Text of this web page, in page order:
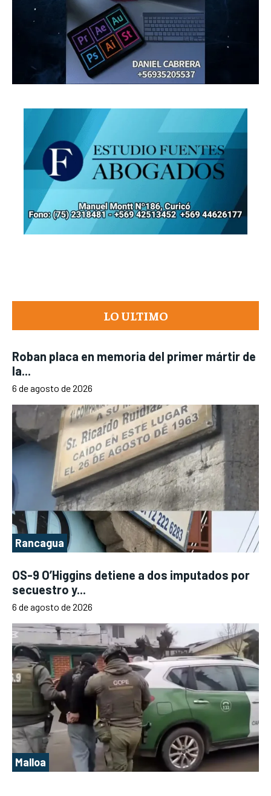
LO ULTIMO
Roban placa en memoria del primer mártir de
la...
6 de agosto de 2026
Rancagua
OS-9 O’Higgins detiene a dos imputados por
secuestro y...
6 de agosto de 2026
Malloa